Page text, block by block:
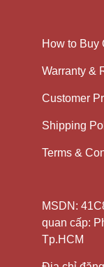
How to Buy
Warranty &
Customer
Shipping
Terms &
MSDN:
quan cấp:
Tp.HCM